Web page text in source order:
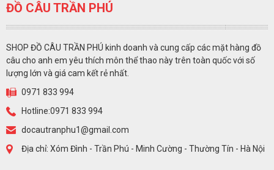
ĐỒ CÂU TRẦN PHÚ
SHOP ĐỒ CÂU TRẦN PHÚ kinh doanh và cung cấp các mặt hàng đồ
câu cho anh em yêu thích môn thể thao này trên toàn quốc với số
lượng lớn và giá cam kết rẻ nhất.
0971 833 994
Hotline:0971 833 994
docautranphu1@gmail.com
Địa chỉ: Xóm Đình - Trần Phú - Minh Cường - Thường Tín - Hà Nội